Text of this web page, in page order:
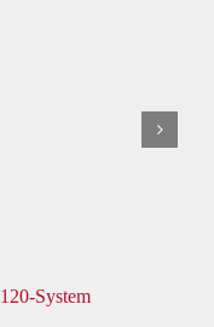
System